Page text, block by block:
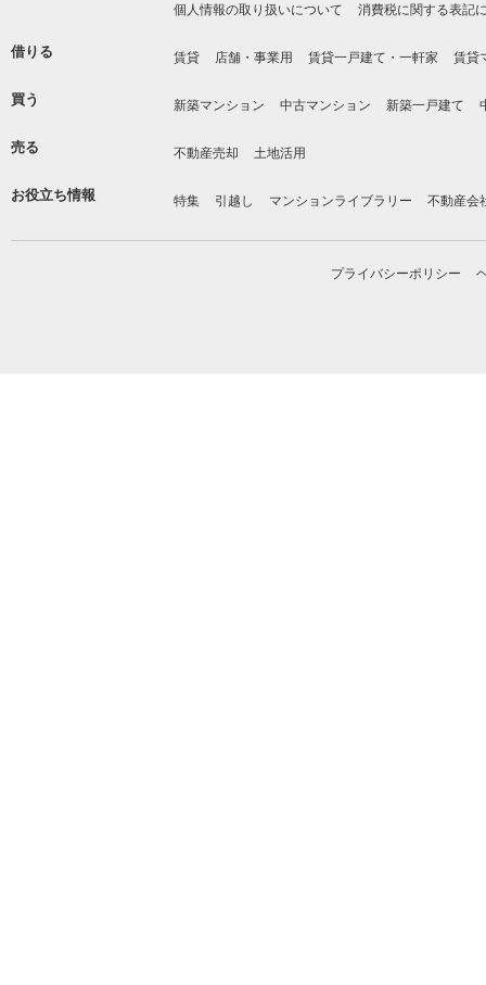
個人情報の取り扱いについて 消費税に関する表記
借りる 賃貸 店舗・事業用 賃貸一戸建て・一軒家 賃貸
買う 新築マンション 中古マンション 新築一戸建て
売る 不動産売却 土地活用
お役立ち情報 特集 引越し マンションライブラリー 不動産会
プライバシーポリシー